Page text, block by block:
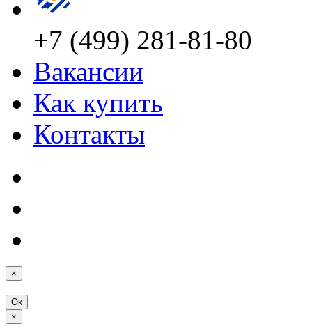
+7 (499) 281-81-80
Вакансии
Как купить
Контакты
×
Ок
×